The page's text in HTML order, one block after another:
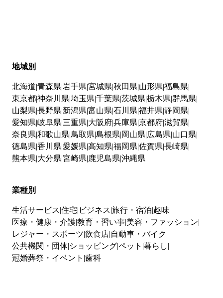
地域別
北海道 青森県 岩手県 宮城県 秋田県 山形県 福島県
東京都神奈川県 埼玉県 千葉県 茨城県 栃木県 群馬県
山梨県 長野県 新潟県 富山県 石川県 福井県 静岡県
愛知県 岐阜県 三重県 大阪府兵庫県 京都府滋賀県
奈良県 和歌山県 鳥取県 島根県 岡山県 広島県 山口県
徳島県 香川県 愛媛県 高知県 福岡県 佐賀県 長崎県
熊本県 大分県 宮崎県 鹿児島県 沖縄県
業種別
生活サービス 住宅 ビジネス 旅行・宿泊 趣味
医療・健康・介護教育・習い事 美容・ファッション
レジャー・スポーツ 飲食店 自動車・バイク
公共機関・団体 ショッピングペット 暮らし
冠婚葬祭・イベント 歯科